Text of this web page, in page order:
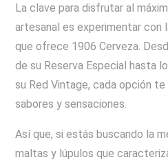
La clave para disfrutar al
artesanal es experimentar con
que ofrece 1906 Cerveza.
de su Reserva Especial hasta
su Red Vintage, cada opción te
sabores y sensaciones.
Así que, si estás buscando la
maltas y lúpulos que